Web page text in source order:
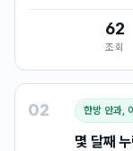
62
조회
02 한방 안과,
몇 달째